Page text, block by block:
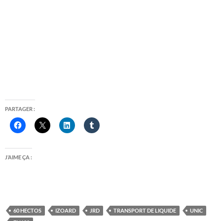
PARTAGER :
J’AIME ÇA :
60 HECTOS IZOARD JRD TRANSPORT DE LIQUIDE
UNIC